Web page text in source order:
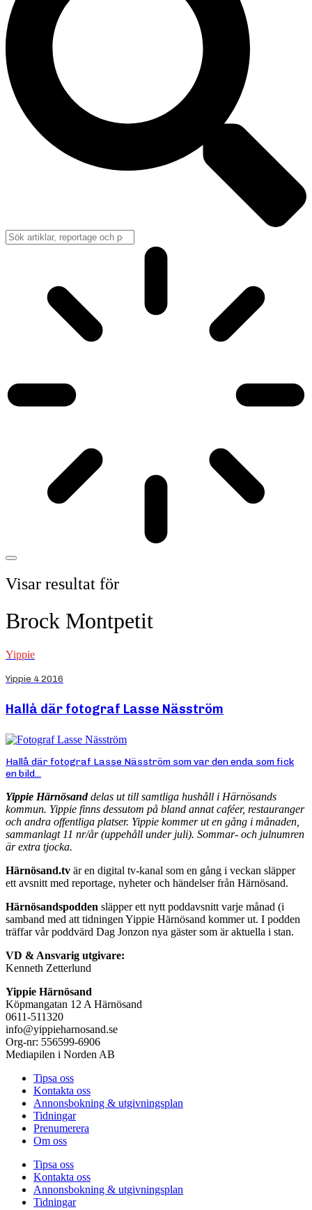
Visar resultat för
Brock Montpetit
Yippie
Yippie 4 2016
Hallå där fotograf Lasse Näsström
Hallå där fotograf Lasse Näsström som var den enda som fick
en bild...
Yippie Härnösanddelas ut till samtliga hushåll i Härnösands
kommun. Yippie finns dessutom på bland annat caféer, restauranger
och andra offentliga platser. Yippie kommer ut en gång i månaden,
sammanlagt 11 nr/år (uppehåll under juli). Sommar- och julnumren
är extra tjocka.
Härnösand.tv är en digital tv-kanal som en gång i veckan släpper
ett avsnitt med reportage, nyheter och händelser från Härnösand.
Härnösandspodden släpper ett nytt poddavsnitt varje månad (i
samband med att tidningen Yippie Härnösand kommer ut. I podden
träffar vår poddvärd Dag Jonzon nya gäster som är aktuella i stan.
VD & Ansvarig utgivare:
Kenneth Zetterlund
Yippie Härnösand
Köpmangatan 12 A Härnösand
0611-511320
info@yippieharnosand.se
Org-nr: 556599-6906
Mediapilen i Norden AB
Tipsa oss
Kontakta oss
Annonsbokning & utgivningsplan
Tidningar
Prenumerera
Om oss
Tipsa oss
Kontakta oss
Annonsbokning & utgivningsplan
Tidningar